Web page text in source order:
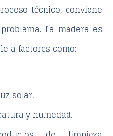
técnico, conviene
La madera es
a factores como:
solar.
y humedad.